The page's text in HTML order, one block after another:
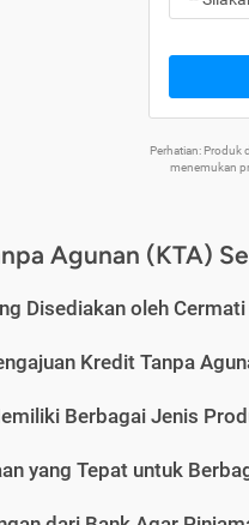
Perhatian:
menemukan
Agunan (KTA)
Disediakan oleh Cermati
Kredit Tanpa
Berbagai Jenis
yang Tepat untuk